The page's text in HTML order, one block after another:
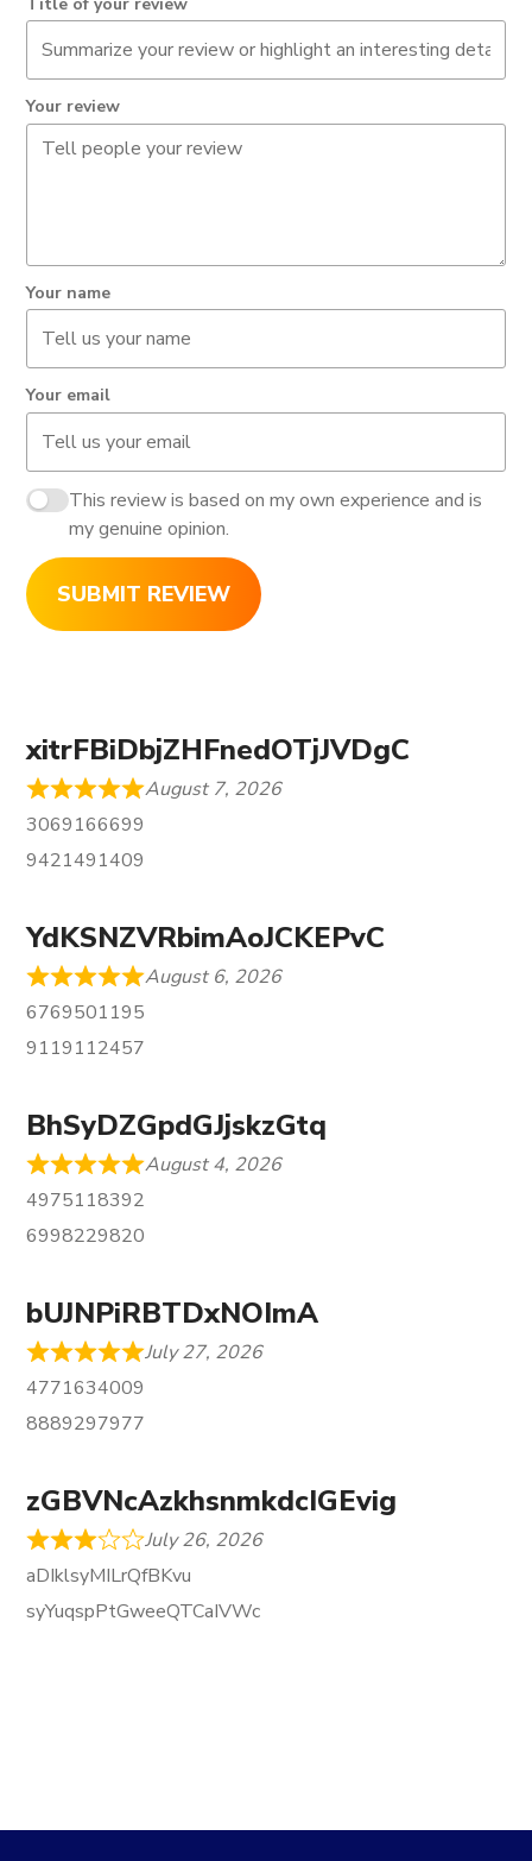
Your review
Your name
Your email
This review is based on my own experience and is
my genuine opinion.
SUBMIT REVIEW
xitrFBiDbjZHFnedOTjJVDgC
August 7, 2026
3069166699
9421491409
YdKSNZVRbimAoJCKEPvC
August 6, 2026
6769501195
9119112457
BhSyDZGpdGJjskzGtq
August 4, 2026
4975118392
6998229820
bUJNPiRBTDxNOImA
July 27, 2026
4771634009
8889297977
zGBVNcAzkhsnmkdcIGEvig
July 26, 2026
aDIklsyMILrQfBKvu
syYuqspPtGweeQTCaIVWc